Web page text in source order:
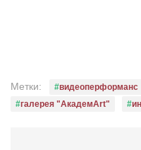
Афиша Сумы
Метки: видеоперформанс
галерея "АкадемArt"